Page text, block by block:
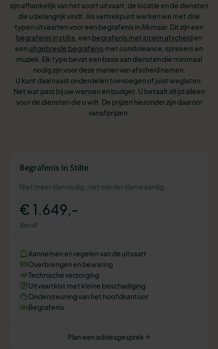
zijn afhankelijk van het soort uitvaart, de locatie en de diensten
die u belangrijk vindt. Als vertrekpunt werken we met drie
typen uitvaarten voor een begrafenis in Alkmaar. Ditzijn een
begrafenis in stilte , een begrafenis met intiem afscheid en
een uitgebreide begrafenismet condoleance, sprekers en
muziek. Elk type bevat een basis aan diensten die minimaal
nodig zijn voor deze manier van afscheid nemen.
U kunt daarnaast onderdelen toevoegen of juist weglaten.
Net wat past bij uw wensen en budget. U betaalt altijd alleen
voor de diensten die u wilt. De prijzen hieronder zijn daarom
vanafprijzen.
Begrafenis in Stilte
Niet meer dan nodig, niet minder dan waardig.
€ 1.649,-
Vanaf
Aannemen en regelen van de uitvaart
Overbrengen en bewaring
Technische verzorging
Uitvaartkist met kleine beschadiging
Ondersteuning van het hoofdkantoor
Begrafenis
Plan een adviesgesprek